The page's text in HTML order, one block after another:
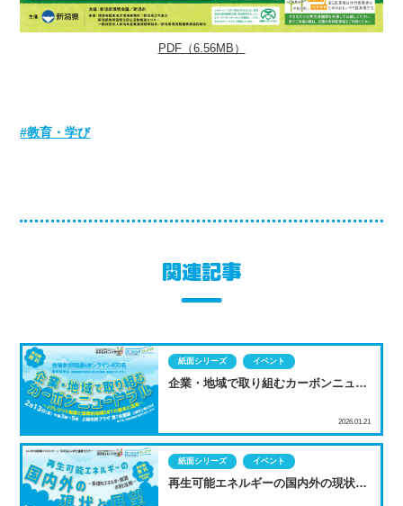
PDF（6.56MB）
教育・学び
関連記事
企業・地域で取り組むカーボンニュー
紙面シリーズ イベント
2026.01.21
再生可能エネルギーの国内外の現状と
紙面シリーズ イベント